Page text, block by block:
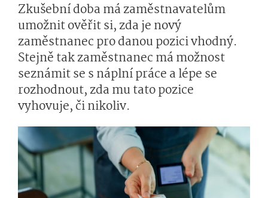
Zkušební doba má zaměstnavatelům
umožnit ověřit si, zda je nový
zaměstnanec pro danou pozici vhodný.
Stejně tak zaměstnanec má možnost
seznámit se s náplní práce a lépe se
rozhodnout, zda mu tato pozice
vyhovuje, či nikoliv.